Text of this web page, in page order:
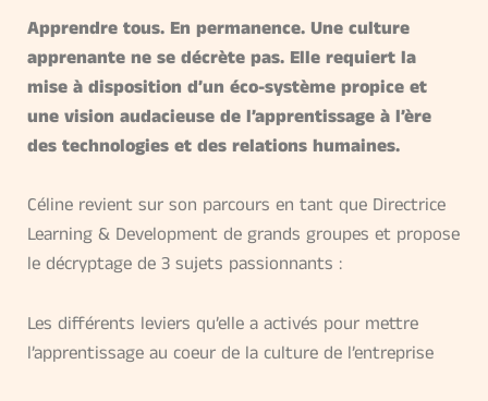
Apprendre tous. En permanence. Une culture
apprenante ne se décrète pas. Elle requiert la
mise à disposition d’un éco-système propice et
une vision audacieuse de l’apprentissage à l’ère
des technologies et des relations humaines.
Céline revient sur son parcours en tant que Directrice
Learning & Development de grands groupes et propose
le décryptage de 3 sujets passionnants :
Les différents leviers qu’elle a activés pour mettre
l’apprentissage au coeur de la culture de l’entreprise